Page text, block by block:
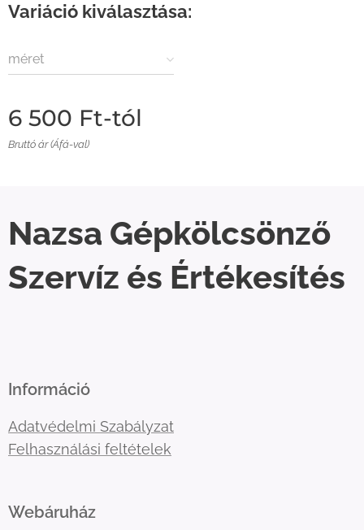
Variáció kiválasztása:
méret
6 500 Ft-tól
Bruttó ár (Áfá-val)
Nazsa Gépkölcsönző
Szervíz és Értékesítés
Információ
Adatvédelmi Szabályzat
Felhasználási feltételek
Webáruház